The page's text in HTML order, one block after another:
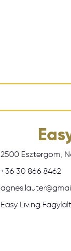
2500 Esztergom,
+36 30 866 8462
Easy Living